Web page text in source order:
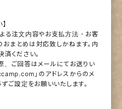
る注文内容やお支払方法・お客
まとめは対応致しかねます。内
ください。
、ご回答はメールにてお送りい
」のアドレスからのメ
ご設定をお願いいたします。